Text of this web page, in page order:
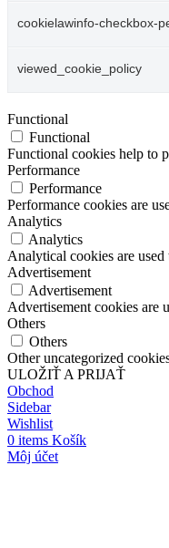
cookielawinfo-checkbox-
viewed_cookie_policy
Functional
Functional
Functional cookies help to
Performance
Performance
Performance cookies are
Analytics
Analytics
Analytical cookies are
Advertisement
Advertisement
Advertisement cookies are
Others
Others
Other uncategorized
ULOŽIŤ A PRIJAŤ
Obchod
Sidebar
Wishlist
0 items Košík
Môj účet